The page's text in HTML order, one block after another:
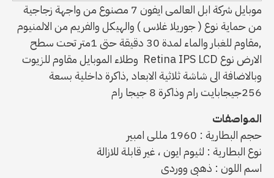
موبايل شركة ابل العالمى ايفون 7 مصنوع من واجهة زجاجية
من حماية نوع ( جوريلا غلاس ) والهيكل والفريم من الالمنيوم
,مقاوم للغبار والماء لمدة 30 دقيقة حتى 1متر تحت سطح
الارض نوع Retina IPS LCD وطلاء الموبايل مقاوم للزيوت
وبالاضافة الى شاشة ثلاثية الابعاد ,ذاكرة داخلية بسعة
256جيجابايت رام وذاكرة 8 جيجا رام
المواصفات
حجم البطارية : 1960 مللى امبير
نوع البطارية : لثيوم ايون ، غير قابلة للازالة
اسم اللون : ذهبى ووردى